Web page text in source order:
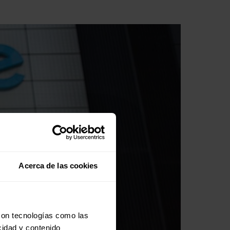
Acerca de las cookies
tecnologías como las
y contenido